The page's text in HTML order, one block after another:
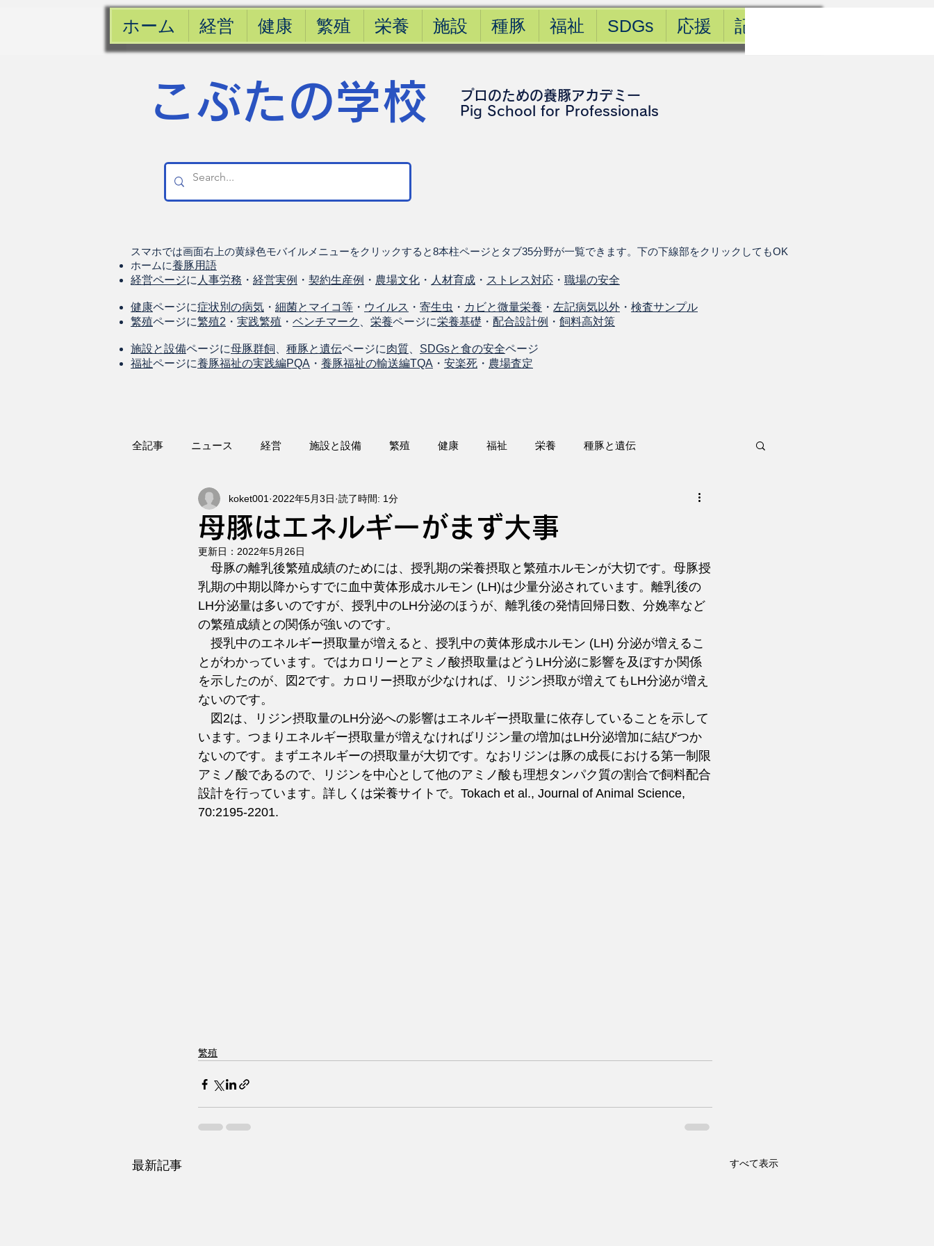
ホーム 経営 健康 繁殖 栄養 施設 種豚 福祉 SDGs 応援 記事一覧
​こぶたの学校
プロのための養豚アカデミー
​Pig School for Professionals
スマホでは画面右上の黄緑色モバイルメニューをクリックすると8本柱ページとタブ35分野が一覧できます。下の下線部をクリックしてもOK
ホームに養豚用語
経営ページに 人事労務 ・ 経営実例 ・ 契約生産例 ・ 農場文化 ・ 人材育成 ・ ストレス対応 ・ 職場の安全
健康ページに症状別の病気 ・ 細菌とマイコ等 ・ ウイルス ・ 寄生虫 ・ カビと微量栄養 ・ 左記病気以外 ・ 検査サンプル
繁殖ページに繁殖2 ・ 実践繁殖 ・ ベンチマーク 栄養ページに栄養基礎 ・ 配合設計例 ・ 飼料高対策
施設と設備ページに母豚群飼 種豚と遺伝ページに肉質 SDGsと食の安全ページ
福祉ページに養豚福祉の実践編PQA ・ 養豚福祉の輸送編TQA ・ 安楽死 ・ 農場査定
全記事 ニュース 経営 施設と設備 繁殖 健康 福祉 栄養 種豚と遺伝
母豚はエネルギーがまず大事
koket001 2022年5月3日 読了時間: 1分
更新日： 2022年5月26日
母豚の離乳後繁殖成績のためには、授乳期の栄養摂取と繁殖ホルモンが大切です。母豚授
乳期の中期以降からすでに血中黄体形成ホルモン (LH)は少量分泌されています。離乳後の
LH分泌量は多いのですが、授乳中のLH分泌のほうが、離乳後の発情回帰日数、分娩率など
の繁殖成績との関係が強いのです。
授乳中のエネルギー摂取量が増えると、授乳中の黄体形成ホルモン (LH) 分泌が増えるこ
とがわかっています。ではカロリーとアミノ酸摂取量はどうLH分泌に影響を及ぼすか関係
を示したのが、図2です。カロリー摂取が少なければ、リジン摂取が増えてもLH分泌が増え
ないのです。
図2は、リジン摂取量のLH分泌への影響はエネルギー摂取量に依存していることを示して
います。つまりエネルギー摂取量が増えなければリジン量の増加はLH分泌増加に結びつか
ないのです。まずエネルギーの摂取量が大切です。なおリジンは豚の成長における第一制限
アミノ酸であるので、リジンを中心として他のアミノ酸も理想タンパク質の割合で飼料配合
設計を行っています。詳しくは栄養サイトで。Tokach et al., Journal of Animal Science,
70:2195-2201.
繁殖
最新記事 すべて表示